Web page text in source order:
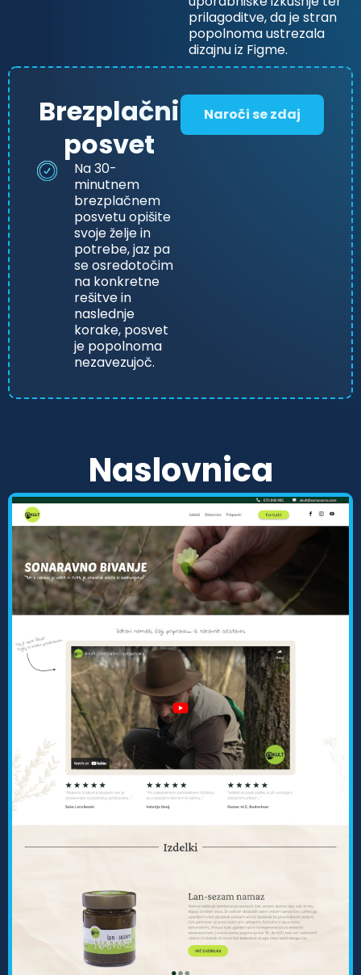
prilagoditve, da je stran
popolnoma ustrezala
dizajnu iz Figme.
Brezplačni
posvet
Na 30-
minutnem
brezplačnem
posvetu opišite
svoje želje in
potrebe, jaz pa
se osredotočim
na konkretne
rešitve in
naslednje
korake, posvet
je popolnoma
nezavezujoč.
Naroči se zdaj
Naslovnica